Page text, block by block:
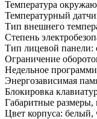
Температура
Температурный
Тип внешнего
Степень
Тип лицевой
Ограничение
Недельное
Энергозависимая
Блокировка
Габаритные размеры,
Цвет корпуса: белый,